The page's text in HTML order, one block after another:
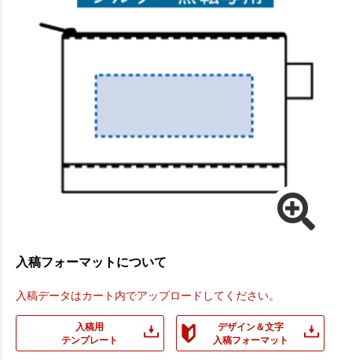
入稿フォーマットについて
入稿データはカート内でアップロードしてください。
入稿用
テンプレート
デザイン＆文字
入稿フォーマット